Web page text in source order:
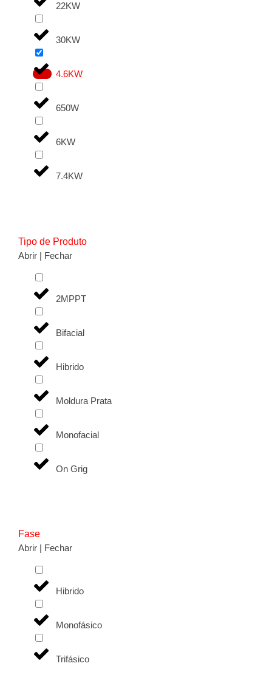
22KW
30KW
4.6KW
650W
6KW
7.4KW
Tipo de Produto
Abrir | Fechar
2MPPT
Bifacial
Hibrido
Moldura Prata
Monofacial
On Grig
Fase
Abrir | Fechar
Hibrido
Monofásico
Trifásico